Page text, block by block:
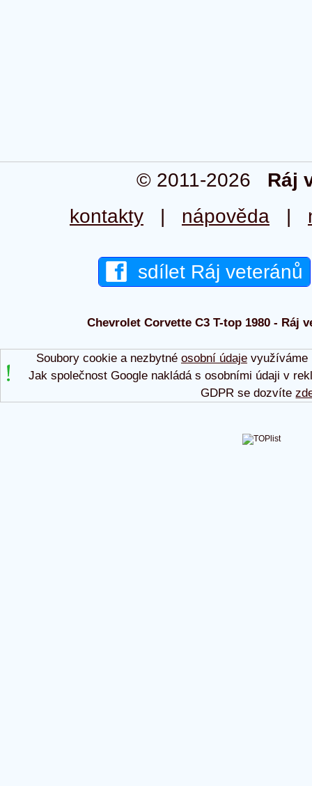
© 2011-2026 Ráj
kontakty | nápověda |
sdílet Ráj veteránů
Chevrolet Corvette C3 T-top 1980 - Ráj
Soubory cookie a nezbytné osobní údajevyužíváme
Jak společnost Google nakládá s osobními údaji v
GDPR se dozvíte